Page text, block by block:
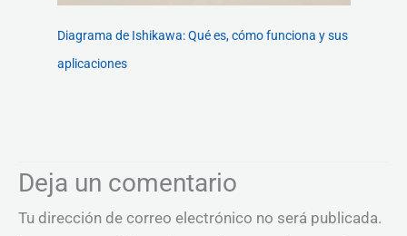
Diagrama de Ishikawa: Qué es, cómo funciona y sus
aplicaciones
Deja un comentario
Tu dirección de correo electrónico no será publicada.